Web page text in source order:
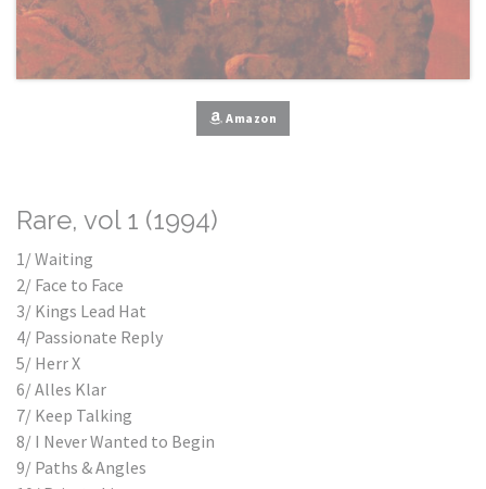
Amazon
Rare, vol 1 (1994)
1/ Waiting
2/ Face to Face
3/ Kings Lead Hat
4/ Passionate Reply
5/ Herr X
6/ Alles Klar
7/ Keep Talking
8/ I Never Wanted to Begin
9/ Paths & Angles